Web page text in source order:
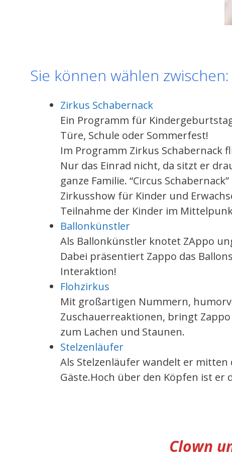
Sie können wählen zwischen:
Zirkus Schabernack
Ein Programm für
Türe, Schule oder Sommerfest!
Im Programm Zirkus Schabernack
Nur das Einrad nicht, da sitzt er
ganze Familie. “Circus
Zirkusshow für Kinder und
Teilnahme der Kinder im
Ballonkünstler
Als Ballonkünstler knotet ZAppo
Dabei präsentiert Zappo das
Interaktion!
Flohzirkus
Mit großartigen Nummern,
Zuschauerreaktionen, bringt Zappo
zum Lachen und Staunen.
Stelzenläufer
Als Stelzenläufer wandelt er
Gäste.Hoch über den Köpfen ist er
Clown